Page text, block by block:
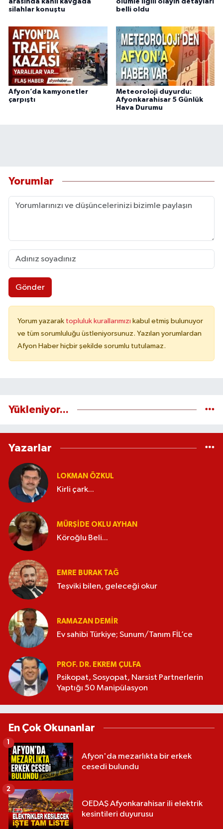
arasında kanlı kavgada
silahlar konuştu
ölümle ilgili olayın detayları
belli oldu
Afyon’da kamyonetler
çarpıştı
Meteoroloji duyurdu:
Afyonkarahisar 5 Günlük
Hava Durumu
Yorumlar
Gönder
Yorum yazarak topluluk kurallarımızı kabul etmiş bulunuyor
ve tüm sorumluluğu üstleniyorsunuz. Yazılan yorumlardan
Afyon Haber hiçbir şekilde sorumlu tutulamaz.
Yükleniyor...
Yazarlar
LOKMAN ÖZKUL
Kirli çark...
MÜRŞIDE OKLU AYHAN
Köroğlu Beli...
EMRE BURAK TAĞ
Teşviki bilen, geleceği okur
RAMAZAN DEMİR
Ev sahibi Türkiye; Sunum/Tanım FİL’ce
PROF. DR. EKREM ÇULFA
Psikopat, Sosyopat, Narsist Partnerlerin
Yaptığı 50 Manipülasyon
En Çok Okunanlar
Afyon'da mezarlıkta bir erkek
cesedi bulundu
1
OEDAŞ Afyonkarahisar ili elektrik
kesintileri duyurusu
2